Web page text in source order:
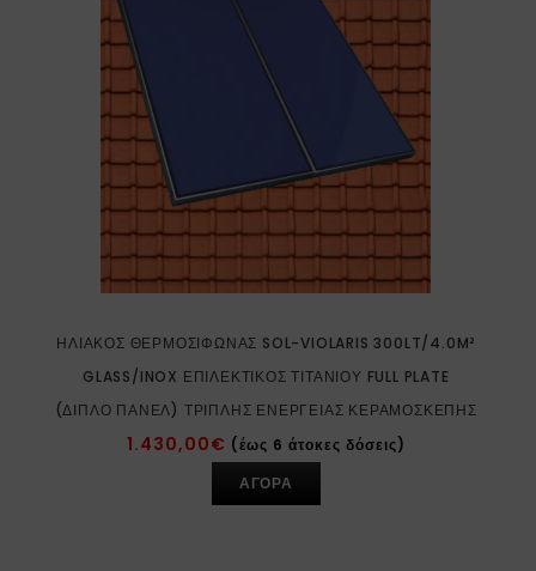
ΗΛΙΑΚΌΣ ΘΕΡΜΟΣΊΦΩΝΑΣ SOL-VIOLARIS 300LT/4.0M²
GLASS/INOX ΕΠΙΛΕΚΤΙΚΌΣ ΤΙΤΑΝΊΟΥ FULL PLATE
(ΔΙΠΛΌ ΠΆΝΕΛ) ΤΡΙΠΛΉΣ ΕΝΈΡΓΕΙΑΣ ΚΕΡΑΜΟΣΚΕΠΉΣ
1.430,00€ (έως 6 άτοκες δόσεις)
ΑΓΟΡΑ